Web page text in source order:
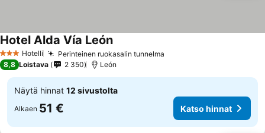
3 Tähtiluokitus
Hotelli Perinteinen ruokasalin tunnelma
Hotel Alda Vía León
8,8 Loistava 2 350 León
Näytä hinnat 12 sivustolta
Alkaen 51 € Katso hinnat